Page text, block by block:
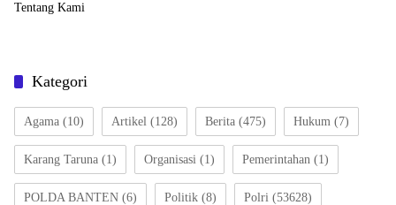
Tentang Kami
Kategori
Agama (10) Artikel (128) Berita (475) Hukum (7)
Karang Taruna (1) Organisasi (1) Pemerintahan (1)
POLDA BANTEN (6) Politik (8) Polri (53628)